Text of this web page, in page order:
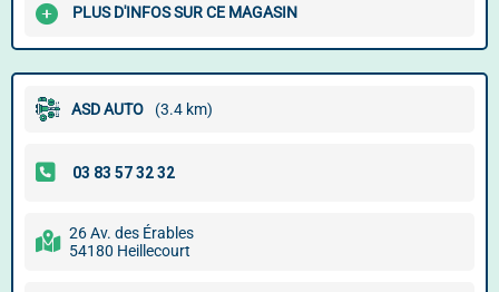
PLUS D'INFOS SUR CE MAGASIN
ASD AUTO (3.4 km)
26 Av. des Érables
54180 Heillecourt